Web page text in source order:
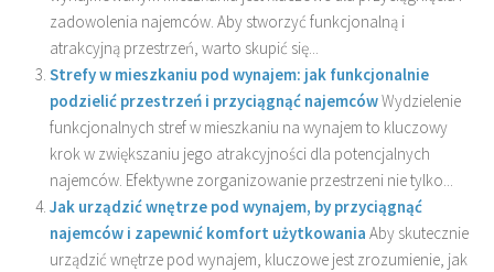
zadowolenia najemców. Aby stworzyć funkcjonalną i
atrakcyjną przestrzeń, warto skupić się...
Strefy w mieszkaniu pod wynajem: jak funkcjonalnie
podzielić przestrzeń i przyciągnąć najemcówWydzielenie
funkcjonalnych stref w mieszkaniu na wynajem to kluczowy
krok w zwiększaniu jego atrakcyjności dla potencjalnych
najemców. Efektywne zorganizowanie przestrzeni nie tylko...
Jak urządzić wnętrze pod wynajem, by przyciągnąć
najemców i zapewnić komfort użytkowania Aby skutecznie
urządzić wnętrze pod wynajem, kluczowe jest zrozumienie, jak